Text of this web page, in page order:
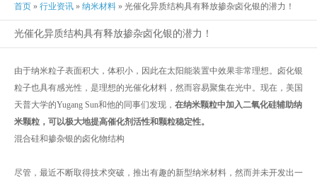
首页 » 行业资讯 » 纳米材料 » 光催化异质结构具有释放掺杂卤化银的潜力！
光催化异质结构具有释放掺杂卤化银的潜力！
由于纳米粒子表面积大，体积小，因此在太阳能装置中效果非常理想。卤化银
粒子也具有感光性，是理想的光催化材料，然而容易聚集在光中。现在，美国
天普大学的Yugang Sun和他的同事们发现， 在纳米颗粒中加入二氧化硅辅助纳
米颗粒，可以极大地提高催化剂活性和颗粒稳定性。
混合硅和掺杂银的卤化物结构
尽管，最近不断取得技术突破，推出有趣的新型纳米材料，然而并未开发出一